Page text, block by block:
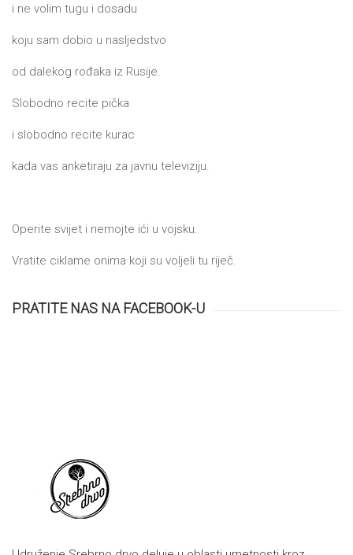
i ne volim tugu i dosadu
koju sam dobio u nasljedstvo
od dalekog rođaka iz Rusije.
Slobodno recite pička
i slobodno recite kurac
kada vas anketiraju za javnu televiziju.
Operite svijet i nemojte ići u vojsku.
Vratite ciklame onima koji su voljeli tu riječ.
PRATITE NAS NA FACEBOOK-U